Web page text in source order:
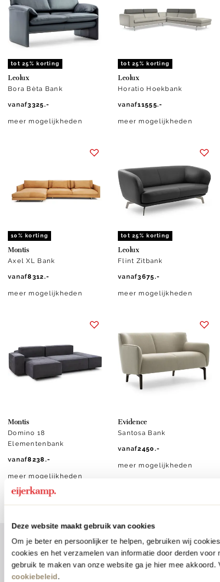
Deze website maakt gebruik van cookies
Om je beter en persoonlijker te helpen, gebruiken wij
cookies en het verzamelen van informatie door derden voor
gebruik te maken van onze website ga je hier mee akkoord.
cookiebeleid.
tot 25% korting
Leolux
Bora Bèta Bank
vanaf3325.-
meer mogelijkheden
tot 25% korting
Leolux
Horatio Hoekbank
vanaf11555.-
meer mogelijkheden
10% korting
Montis
Axel XL Bank
vanaf8312.-
meer mogelijkheden
tot 25% korting
Leolux
Flint Zitbank
vanaf3675.-
meer mogelijkheden
Montis
Domino 18
Elementenbank
vanaf8238.-
meer mogelijkheden
Evidence
Santosa Bank
vanaf2450.-
meer mogelijkheden
1 2 3 4